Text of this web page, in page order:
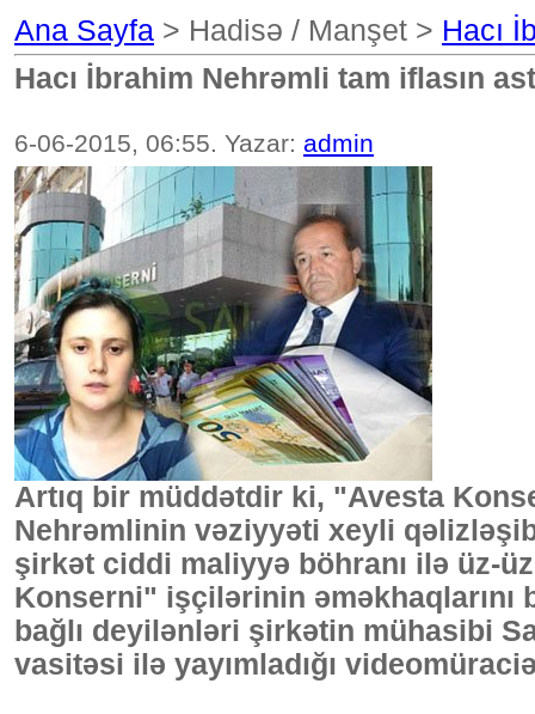
Ana Sayfa > Hadisə / Manşet > Hacı
Hacı İbrahim Nehrəmli tam iflasın
6-06-2015, 06:55. Yazar: admin
Artıq bir müddətdir ki, "Avesta
Nehrəmlinin vəziyyəti xeyli
şirkət ciddi maliyyə böhranı ilə üz-
Konserni" işçilərinin
bağlı deyilənləri şirkətin mühasibi
vasitəsi ilə yayımladığı